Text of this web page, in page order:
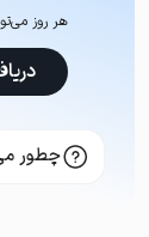
هر روز
چطور